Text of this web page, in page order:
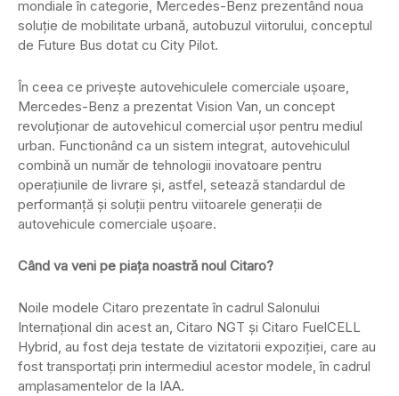
mondiale în categorie, Mercedes-Benz prezentând noua
soluție de mobilitate urbană, autobuzul viitorului, conceptul
de Future Bus dotat cu City Pilot.
În ceea ce privește autovehiculele comerciale ușoare,
Mercedes-Benz a prezentat Vision Van, un concept
revoluționar de autovehicul comercial ușor pentru mediul
urban. Functionând ca un sistem integrat, autovehiculul
combină un număr de tehnologii inovatoare pentru
operațiunile de livrare și, astfel, setează standardul de
performanță și soluții pentru viitoarele generații de
autovehicule comerciale ușoare.
Când va veni pe piața noastră noul Citaro?
Noile modele Citaro prezentate în cadrul Salonului
Internațional din acest an, Citaro NGT și Citaro FuelCELL
Hybrid, au fost deja testate de vizitatorii expoziției, care au
fost transportați prin intermediul acestor modele, în cadrul
amplasamentelor de la IAA.